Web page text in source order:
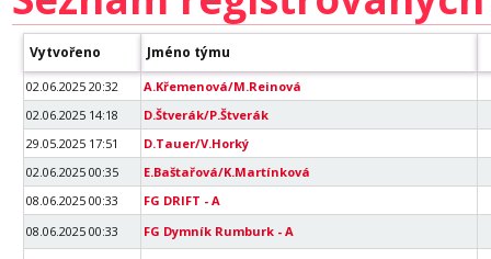
Vytvořeno Jméno týmu
02.06.2025 20:32
A.Křemenová/M.Reinová
02.06.2025 14:18
D.Štverák/P.Štverák
29.05.2025 17:51
D.Tauer/V.Horký
02.06.2025 00:35
E.Baštařová/K.Martínková
08.06.2025 00:33
FG DRIFT - A
08.06.2025 00:33
FG Dymník Rumburk - A